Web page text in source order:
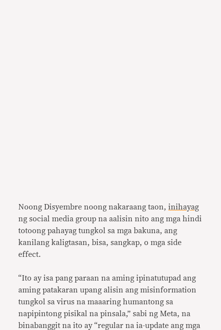
Noong Disyembre noong nakaraang taon,inihayag
ng social media group na aalisin nito ang mga hindi
totoong pahayag tungkol sa mga bakuna, ang
kanilang kaligtasan, bisa, sangkap, o mga side
effect.
“Ito ay isa pang paraan na aming ipinatutupad ang
aming patakaran upang alisin ang misinformation
tungkol sa virus na maaaring humantong sa
napipintong pisikal na pinsala,” sabi ng Meta, na
binabanggit na ito ay “regular na ia-update ang mga